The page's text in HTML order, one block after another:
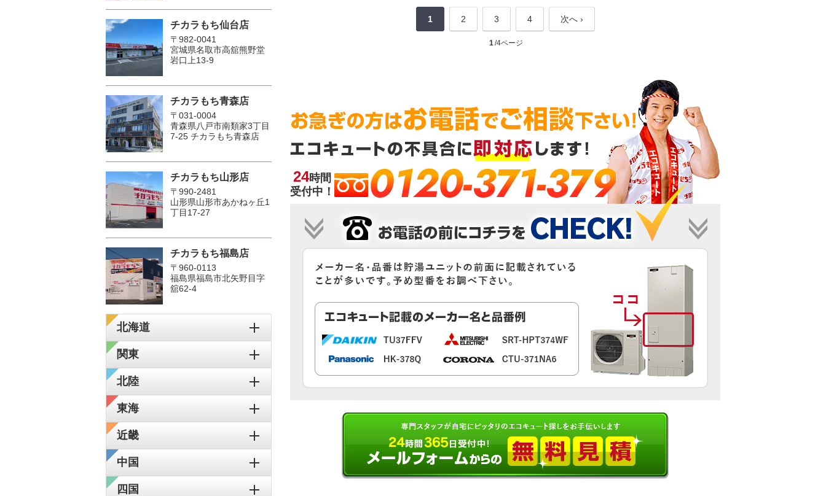
1 2 3 4 次へ ›
1 /4ページ
24時間
受付中！
0120-371-379
チカラもち仙台店
〒982-0041
宮城県名取市高舘熊野堂
岩口上13‐9
チカラもち青森店
〒031-0004
青森県八戸市南類家3丁目
7-25 チカラもち青森店
チカラもち山形店
〒990-2481
山形県山形市あかねヶ丘1
丁目17-27
チカラもち福島店
〒960-0113
福島県福島市北矢野目字
舘62-4
北海道
関東
北陸
東海
近畿
中国
四国